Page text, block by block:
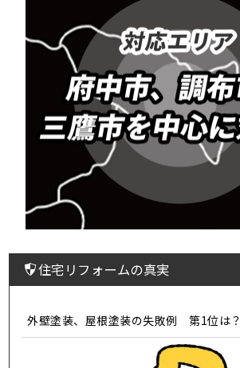
住宅リフォームの真実
外壁塗装、屋根塗装の失敗例 第1位は？